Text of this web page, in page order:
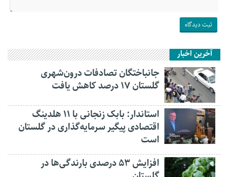
آخرین اخبار
جانباختگان تصادفات درون‌شهری
گلستان ۱۷ درصد کاهش یافت
استاندار: بابک زنجانی با ۱۱ هلدینگ
اقتصادی پیگیر سرمایه‌گذاری در گلستان
است
افزایش ۵۳ درصدی بارندگی‌ها در